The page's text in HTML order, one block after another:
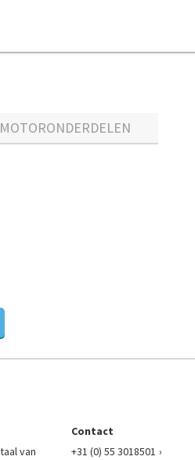
MOTORONDERDELEN
van
Contact
+31 (0) 55 3018501